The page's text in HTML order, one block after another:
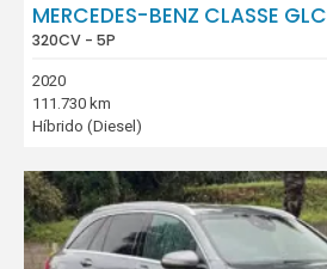
MERCEDES-BENZ CLASSE GLC
320CV - 5P
2020
111.730 km
Híbrido (Diesel)